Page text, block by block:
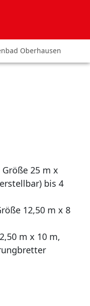
Oberhausen
25 m x
bis 4
12,50 m x 8
m x 10 m,